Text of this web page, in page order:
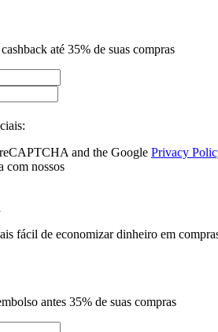
até 35% de suas compras
and the Google Privacy
com nossos
fácil de economizar dinheiro em
antes 35% de suas compras